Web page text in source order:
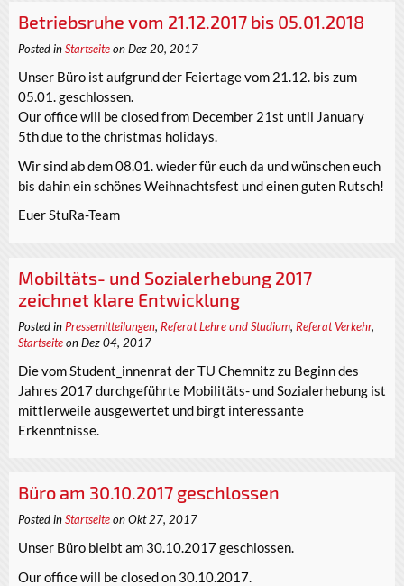
Betriebsruhe vom 21.12.2017 bis 05.01.2018
Posted inStartseiteon Dez 20, 2017
Unser Büro ist aufgrund der Feiertage vom 21.12. bis zum
05.01. geschlossen.
Our office will be closed from December 21st until January
5th due to the christmas holidays.
Wir sind ab dem 08.01. wieder für euch da und wünschen euch
bis dahin ein schönes Weihnachtsfest und einen guten Rutsch!
Euer StuRa-Team
Mobiltäts- und Sozialerhebung 2017
zeichnet klare Entwicklung
Posted in Pressemitteilungen, Referat Lehre und Studium, Referat Verkehr,
Startseiteon Dez 04, 2017
Die vom Student_innenrat der TU Chemnitz zu Beginn des
Jahres 2017 durchgeführte Mobilitäts- und Sozialerhebung ist
mittlerweile ausgewertet und birgt interessante
Erkenntnisse.
Büro am 30.10.2017 geschlossen
Posted inStartseiteon Okt 27, 2017
Unser Büro bleibt am 30.10.2017 geschlossen.
Our office will be closed on 30.10.2017.